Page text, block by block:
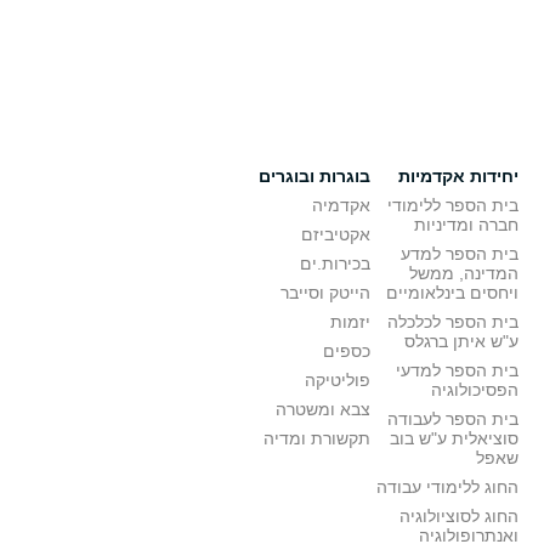
יחידות אקדמיות
בית הספר ללימודי
חברה ומדיניות
בית הספר למדע
המדינה, ממשל
ויחסים בינלאומיים
בית הספר לכלכלה
ע"ש איתן ברגלס
בית הספר למדעי
הפסיכולוגיה
בית הספר לעבודה
סוציאלית ע"ש בוב
שאפל
החוג ללימודי עבודה
החוג לסוציולוגיה
ואנתרופולוגיה
בוגרות ובוגרים
אקדמיה
אקטיביזם
בכירות.ים
הייטק וסייבר
יזמות
כספים
פוליטיקה
צבא ומשטרה
תקשורת ומדיה